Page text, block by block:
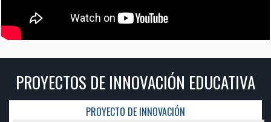
PROYECTOS DE INNOVACIÓN
PROYECTO DE INNOVACIÓN